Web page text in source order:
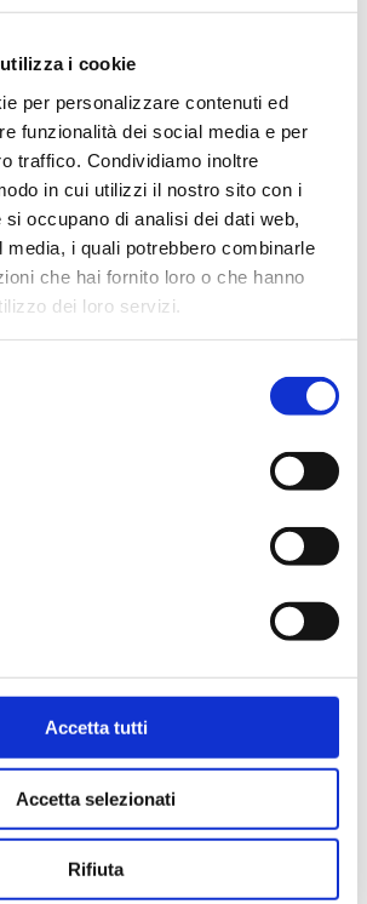
i cookie
per personalizzare contenuti ed
funzionalità dei social media e per
traffico. Condividiamo inoltre
in cui utilizzi il nostro sito con i
occupano di analisi dei dati web,
media, i quali potrebbero combinarle
che hai fornito loro o che hanno
dei loro servizi.
Accetta tutti
Accetta selezionati
Rifiuta
P32
di scarico solare
massima di esercizio: 150 °C
Vai al prodotto
Portagomma
massima di esercizio